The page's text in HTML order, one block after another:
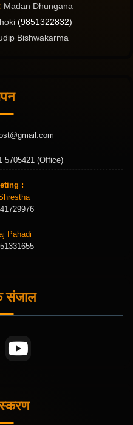
Madan Dhungana
(9851322832)
Bishwakarma
5705421 (Office)
:
Pahadi
संजाल